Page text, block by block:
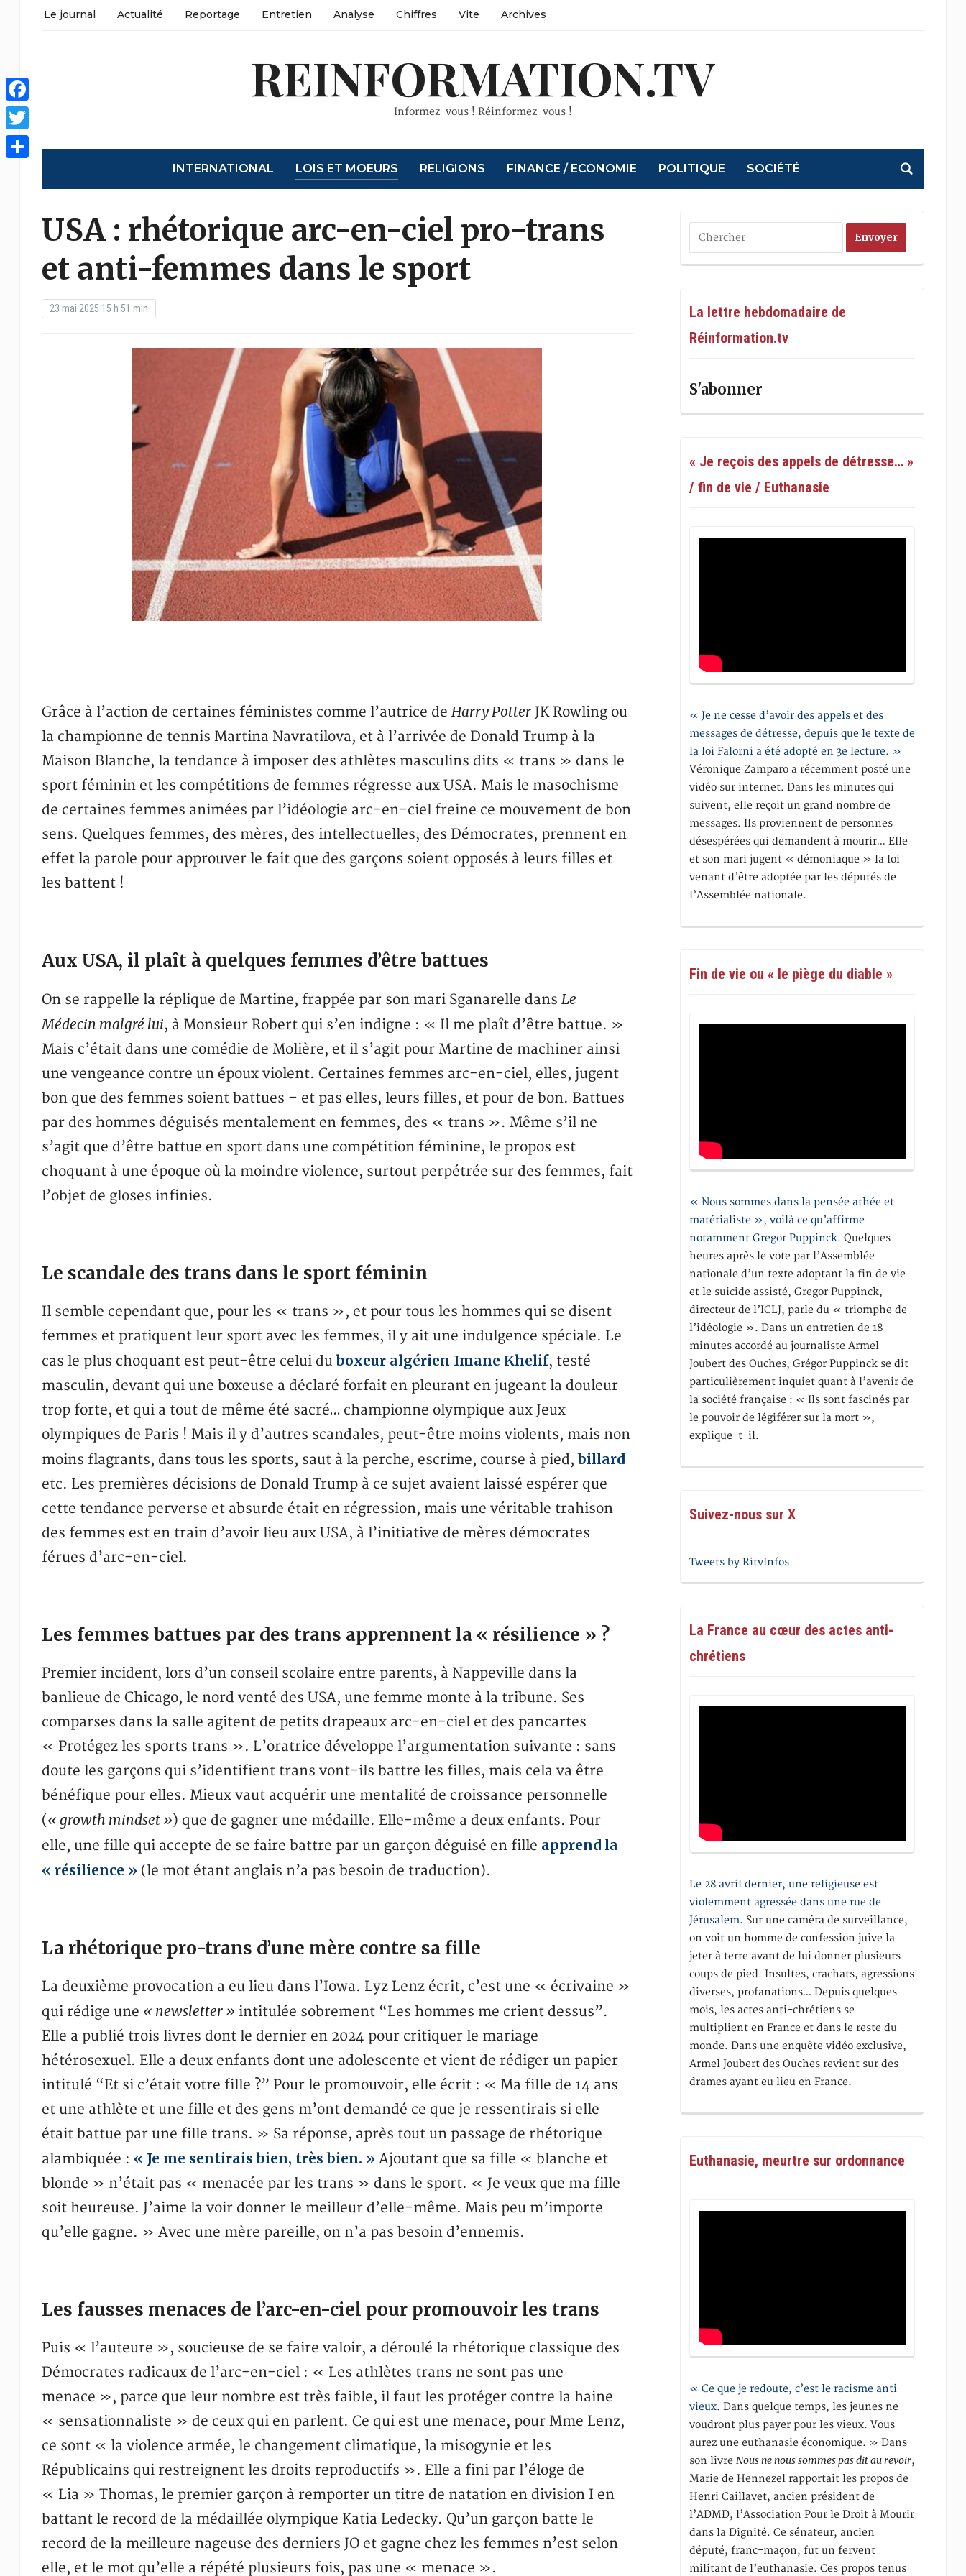
Le journal Actualité Reportage Entretien Analyse Chiffres Vite Archives
REINFORMATION.TV
Informez-vous ! Réinformez-vous !
INTERNATIONAL LOIS ET MOEURS RELIGIONS FINANCE / ECONOMIE POLITIQUE SOCIÉTÉ
USA : rhétorique arc-en-ciel pro-trans
et anti-femmes dans le sport
23 mai 2025 15 h 51 min
Grâce à l’action de certaines féministes comme l’autrice de Harry PotterJK Rowling ou
la championne de tennis Martina Navratilova, et à l’arrivée de Donald Trump à la
Maison Blanche, la tendance à imposer des athlètes masculins dits « trans » dans le
sport féminin et les compétitions de femmes régresse aux USA. Mais le masochisme
de certaines femmes animées par l’idéologie arc-en-ciel freine ce mouvement de bon
sens. Quelques femmes, des mères, des intellectuelles, des Démocrates, prennent en
effet la parole pour approuver le fait que des garçons soient opposés à leurs filles et
les battent !
Aux USA, il plaît à quelques femmes d’être battues
On se rappelle la réplique de Martine, frappée par son mari Sganarelle dans Le
Médecin malgré lui, à Monsieur Robert qui s’en indigne : « Il me plaît d’être battue. »
Mais c’était dans une comédie de Molière, et il s’agit pour Martine de machiner ainsi
une vengeance contre un époux violent. Certaines femmes arc-en-ciel, elles, jugent
bon que des femmes soient battues – et pas elles, leurs filles, et pour de bon. Battues
par des hommes déguisés mentalement en femmes, des « trans ». Même s’il ne
s’agit que d’être battue en sport dans une compétition féminine, le propos est
choquant à une époque où la moindre violence, surtout perpétrée sur des femmes, fait
l’objet de gloses infinies.
Le scandale des trans dans le sport féminin
Il semble cependant que, pour les « trans », et pour tous les hommes qui se disent
femmes et pratiquent leur sport avec les femmes, il y ait une indulgence spéciale. Le
cas le plus choquant est peut-être celui duboxeur algérien Imane Khelif, testé
masculin, devant qui une boxeuse a déclaré forfait en pleurant en jugeant la douleur
trop forte, et qui a tout de même été sacré… championne olympique aux Jeux
olympiques de Paris ! Mais il y d’autres scandales, peut-être moins violents, mais non
moins flagrants, dans tous les sports, saut à la perche, escrime, course à pied,billard
etc. Les premières décisions de Donald Trump à ce sujet avaient laissé espérer que
cette tendance perverse et absurde était en régression, mais une véritable trahison
des femmes est en train d’avoir lieu aux USA, à l’initiative de mères démocrates
férues d’arc-en-ciel.
Les femmes battues par des trans apprennent la « résilience » ?
Premier incident, lors d’un conseil scolaire entre parents, à Nappeville dans la
banlieue de Chicago, le nord venté des USA, une femme monte à la tribune. Ses
comparses dans la salle agitent de petits drapeaux arc-en-ciel et des pancartes
« Protégez les sports trans ». L’oratrice développe l’argumentation suivante : sans
doute les garçons qui s’identifient trans vont-ils battre les filles, mais cela va être
bénéfique pour elles. Mieux vaut acquérir une mentalité de croissance personnelle
(« growth mindset ») que de gagner une médaille. Elle-même a deux enfants. Pour
elle, une fille qui accepte de se faire battre par un garçon déguisé en fille apprend la
« résilience » (le mot étant anglais n’a pas besoin de traduction).
La rhétorique pro-trans d’une mère contre sa fille
La deuxième provocation a eu lieu dans l’Iowa. Lyz Lenz écrit, c’est une « écrivaine »
qui rédige une « newsletter » intitulée sobrement “Les hommes me crient dessus”.
Elle a publié trois livres dont le dernier en 2024 pour critiquer le mariage
hétérosexuel. Elle a deux enfants dont une adolescente et vient de rédiger un papier
intitulé “Et si c’était votre fille ?” Pour le promouvoir, elle écrit : « Ma fille de 14 ans
et une athlète et une fille et des gens m’ont demandé ce que je ressentirais si elle
était battue par une fille trans. » Sa réponse, après tout un passage de rhétorique
alambiquée : « Je me sentirais bien, très bien. » Ajoutant que sa fille « blanche et
blonde » n’était pas « menacée par les trans » dans le sport. « Je veux que ma fille
soit heureuse. J’aime la voir donner le meilleur d’elle-même. Mais peu m’importe
qu’elle gagne. » Avec une mère pareille, on n’a pas besoin d’ennemis.
Les fausses menaces de l’arc-en-ciel pour promouvoir les trans
Puis « l’auteure », soucieuse de se faire valoir, a déroulé la rhétorique classique des
Démocrates radicaux de l’arc-en-ciel : « Les athlètes trans ne sont pas une
menace », parce que leur nombre est très faible, il faut les protéger contre la haine
« sensationnaliste » de ceux qui en parlent. Ce qui est une menace, pour Mme Lenz,
ce sont « la violence armée, le changement climatique, la misogynie et les
Républicains qui restreignent les droits reproductifs ». Elle a fini par l’éloge de
« Lia » Thomas, le premier garçon à remporter un titre de natation en division I en
battant le record de la médaillée olympique Katia Ledecky. Qu’un garçon batte le
record de la meilleure nageuse des derniers JO et gagne chez les femmes n’est selon
elle, et le mot qu’elle a répété plusieurs fois, pas une « menace ».
La lettre hebdomadaire de
Réinformation.tv
S'abonner
« Je reçois des appels de détresse… »
/ fin de vie / Euthanasie
« Je ne cesse d’avoir des appels et des
messages de détresse, depuis que le texte de
la loi Falorni a été adopté en 3e lecture. »
Véronique Zamparo a récemment posté une
vidéo sur internet. Dans les minutes qui
suivent, elle reçoit un grand nombre de
messages. Ils proviennent de personnes
désespérées qui demandent à mourir… Elle
et son mari jugent « démoniaque » la loi
venant d’être adoptée par les députés de
l’Assemblée nationale.
Fin de vie ou « le piège du diable »
« Nous sommes dans la pensée athée et
matérialiste », voilà ce qu’affirme
notamment Gregor Puppinck. Quelques
heures après le vote par l’Assemblée
nationale d’un texte adoptant la fin de vie
et le suicide assisté, Gregor Puppinck,
directeur de l’ICLJ, parle du « triomphe de
l’idéologie ». Dans un entretien de 18
minutes accordé au journaliste Armel
Joubert des Ouches, Grégor Puppinck se dit
particulièrement inquiet quant à l’avenir de
la société française : « Ils sont fascinés par
le pouvoir de légiférer sur la mort »,
explique-t-il.
Suivez-nous sur X
Tweets by RitvInfos
La France au cœur des actes anti-
chrétiens
Le 28 avril dernier, une religieuse est
violemment agressée dans une rue de
Jérusalem. Sur une caméra de surveillance,
on voit un homme de confession juive la
jeter à terre avant de lui donner plusieurs
coups de pied. Insultes, crachats, agressions
diverses, profanations… Depuis quelques
mois, les actes anti-chrétiens se
multiplient en France et dans le reste du
monde. Dans une enquête vidéo exclusive,
Armel Joubert des Ouches revient sur des
drames ayant eu lieu en France.
Euthanasie, meurtre sur ordonnance
« Ce que je redoute, c’est le racisme anti-
vieux. Dans quelque temps, les jeunes ne
voudront plus payer pour les vieux. Vous
aurez une euthanasie économique. » Dans
son livreNous ne nous sommes pas dit au revoir,
Marie de Hennezel rapportait les propos de
Henri Caillavet, ancien président de
l’ADMD, l’Association Pour le Droit à Mourir
dans la Dignité. Ce sénateur, ancien
député, franc-maçon, fut un fervent
militant de l’euthanasie. Ces propos tenus
Facebook
Twitter